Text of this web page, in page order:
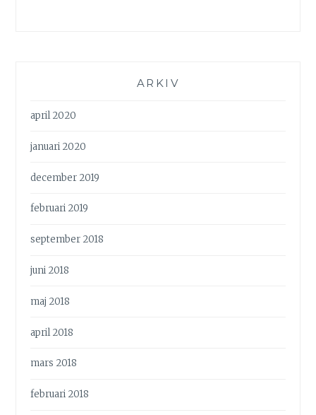
ARKIV
april 2020
januari 2020
december 2019
februari 2019
september 2018
juni 2018
maj 2018
april 2018
mars 2018
februari 2018